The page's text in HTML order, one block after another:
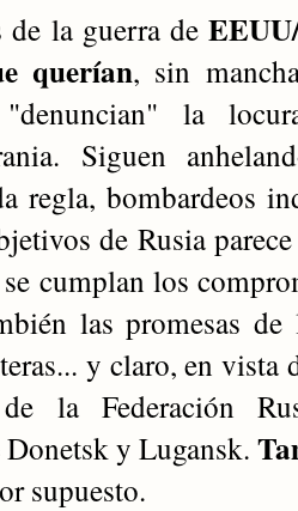
de la guerra de
querían, sin
"denuncian" la
Siguen
regla, bombardeos
de Rusia
cumplan los
las promesas
y claro, en vista
la Federación
y Lugansk.
supuesto.